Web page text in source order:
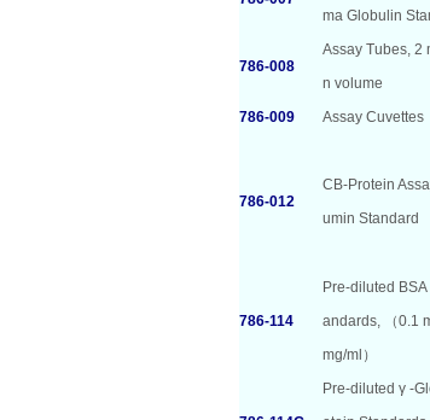
ma Globulin
786-008
Assay Tubes, 2
n volume
786-009 Assay Cuvettes
786-012
CB-Protein
umin Standard
786-114
Pre-diluted
andards, （0.1
mg/ml）
Pre-diluted γ -